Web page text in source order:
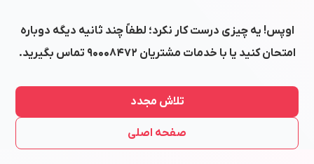
اوپس! یه چیزی درست کار نکرد؛ لطفاً چند ثانیه دیگه دوباره
امتحان کنید یا با خدمات مشتریان ۹۰۰۰۸۴۷۲ تماس بگیرید.
تلاش مجدد
صفحه اصلی